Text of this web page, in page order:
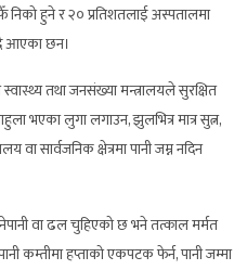
हुने र २० प्रतिशतलाई अस्पतालमा
आएका छन।
तथा जनसंख्या मन्त्रालयले सुरक्षित
भएका लुगा लगाउन, झुलभित्र मात्र सुत्न,
वा सार्वजनिक क्षेत्रमा पानी जम्न नदिन
वा ढल चुहिएको छ भने तत्काल मर्मत
कम्तीमा हप्ताको एकपटक फेर्न, पानी जम्मा